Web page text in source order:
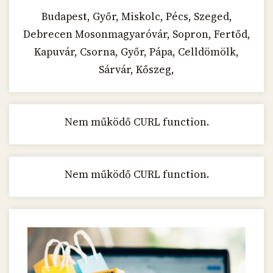
Budapest, Győr, Miskolc, Pécs, Szeged,
Debrecen Mosonmagyaróvár, Sopron, Fertőd,
Kapuvár, Csorna, Győr, Pápa, Celldömölk,
Sárvár, Kőszeg,
Nem működő CURL function.
Nem működő CURL function.